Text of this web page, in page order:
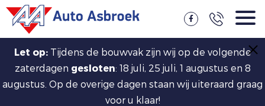
Let op:Tijdens de bouwvak zijn wij op de volgende
zaterdagen gesloten: 18 juli, 25 juli, 1 augustus en 8
augustus. Op de overige dagen staan wij uiteraard graag
voor u klaar!